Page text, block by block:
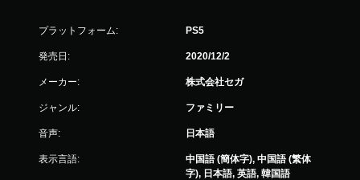
プラットフォーム: PS5
発売日: 2020/12/2
メーカー: 株式会社セガ
ジャンル: ファミリー
音声: 日本語
表示言語:
中国語 (簡体字), 中国語 (繁体
字), 日本語, 英語, 韓国語